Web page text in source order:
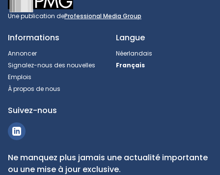
Une publication deProfessional Media Group
Informations
Annoncer
Signalez-nous des nouvelles
Emplois
À propos de nous
Langue
Néerlandais
Français
Suivez-nous
Ne manquez plus jamais une actualité importante
ou une mise à jour exclusive.